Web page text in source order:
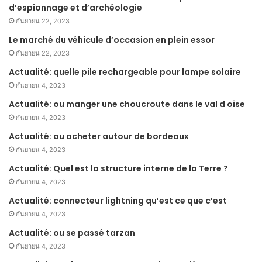
d’espionnage et d’archéologie
กันยายน 22, 2023
Le marché du véhicule d’occasion en plein essor
กันยายน 22, 2023
Actualité: quelle pile rechargeable pour lampe solaire
กันยายน 4, 2023
Actualité: ou manger une choucroute dans le val d oise
กันยายน 4, 2023
Actualité: ou acheter autour de bordeaux
กันยายน 4, 2023
Actualité: Quel est la structure interne de la Terre ?
กันยายน 4, 2023
Actualité: connecteur lightning qu’est ce que c’est
กันยายน 4, 2023
Actualité: ou se passé tarzan
กันยายน 4, 2023